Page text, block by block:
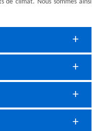
de climat. Nous sommes ainsi